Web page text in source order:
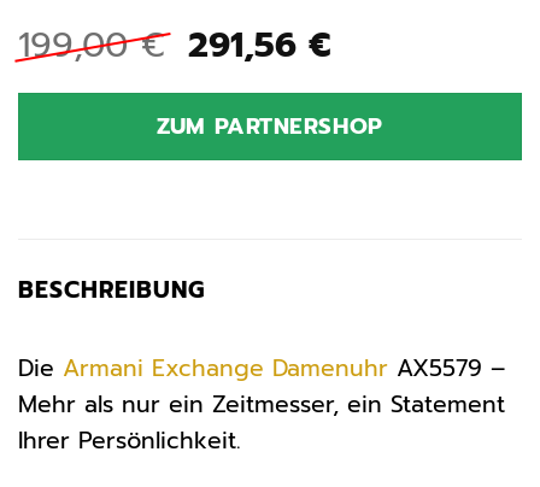
199,00€ Ursprünglicher
Preis
war:
199,00 €
291,56 €Aktueller
ist:
291,56 €.
ZUM PARTNERSHOP
BESCHREIBUNG
Die Armani Exchange Damenuhr AX5579 –
Mehr als nur ein Zeitmesser, ein Statement
Ihrer Persönlichkeit.